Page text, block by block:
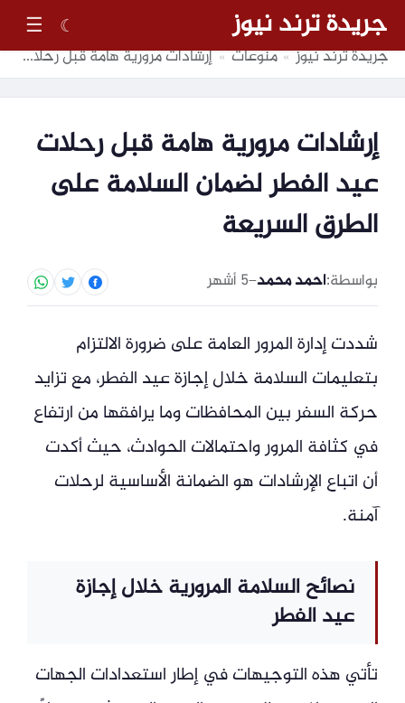
جريدة ترند نيوز ☾
☰
جريدة ترند نيوز » منوعات » إرشادات مرورية هامة قبل رحلات عيد الفطر لضمان السلامة على الطرق السريعة
إرشادات مرورية هامة قبل رحلات
عيد الفطر لضمان السلامة على
الطرق السريعة
بواسطة:احمد محمد–5 أشهر
شددت إدارة المرور العامة على ضرورة الالتزام
بتعليمات السلامة خلال إجازة عيد الفطر، مع تزايد
حركة السفر بين المحافظات وما يرافقها من ارتفاع
في كثافة المرور واحتمالات الحوادث، حيث أكدت
أن اتباع الإرشادات هو الضمانة الأساسية لرحلات
آمنة.
نصائح السلامة المرورية خلال إجازة
عيد الفطر
تأتي هذه التوجيهات في إطار استعدادات الجهات